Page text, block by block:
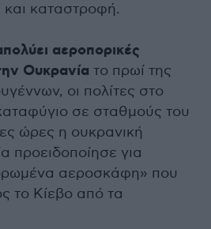
και καταστροφή.
αεροπορικές
Ουκρανία το πρωί της
οι πολίτες στο
σε σταθμούς του
ώρες η ουκρανική
προειδοποίησε για
αεροσκάφη» που
το Κίεβο από τα